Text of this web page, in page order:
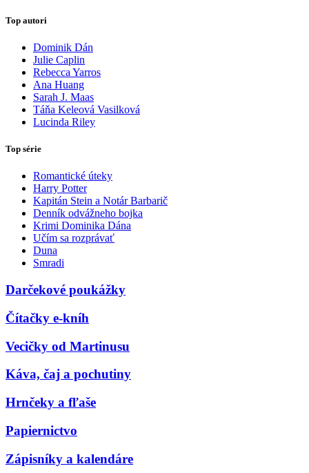
Top autori
Dominik Dán
Julie Caplin
Rebecca Yarros
Ana Huang
Sarah J. Maas
Táňa Keleová Vasilková
Lucinda Riley
Top série
Romantické úteky
Harry Potter
Kapitán Stein a Notár Barbarič
Denník odvážneho bojka
Krimi Dominika Dána
Učím sa rozprávať
Duna
Smradi
Darčekové poukážky
Čítačky e-kníh
Vecičky od Martinusu
Káva, čaj a pochutiny
Hrnčeky a fľaše
Papiernictvo
Zápisníky a kalendáre